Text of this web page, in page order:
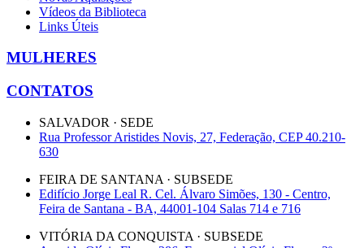
Vídeos da Biblioteca
Links Úteis
MULHERES
CONTATOS
SALVADOR · SEDE
Rua Professor Aristides Novis, 27, Federação, CEP 40.210-
630
FEIRA DE SANTANA · SUBSEDE
Edifício Jorge Leal R. Cel. Álvaro Simões, 130 - Centro,
Feira de Santana - BA, 44001-104 Salas 714 e 716
VITÓRIA DA CONQUISTA · SUBSEDE